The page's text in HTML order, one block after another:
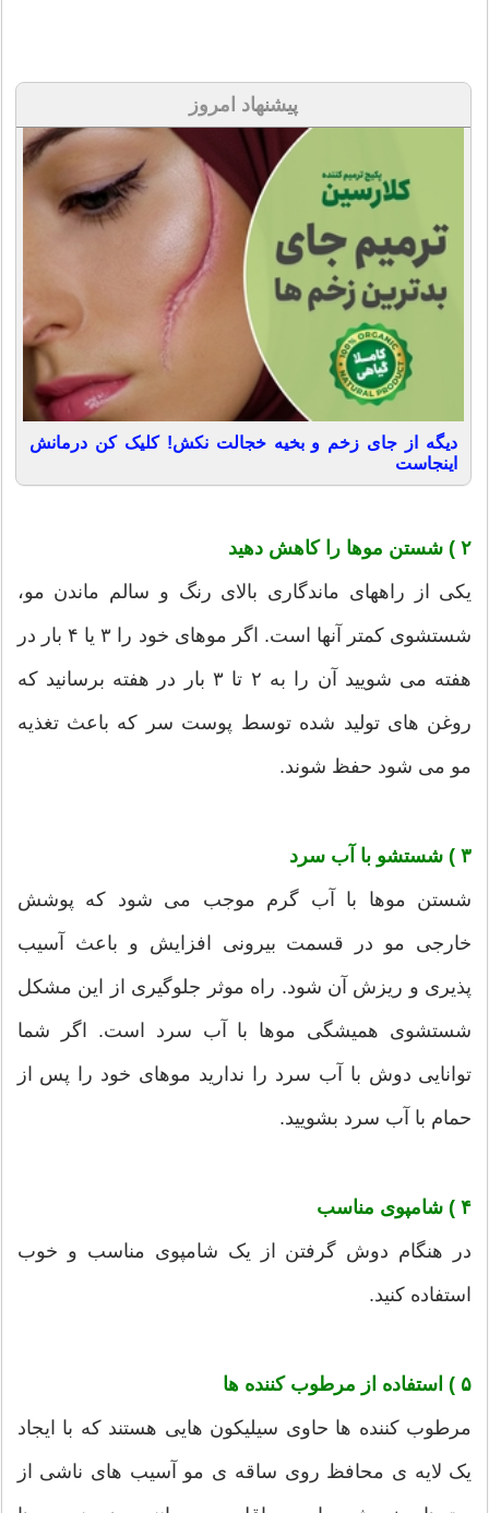
پیشنهاد امروز
دیگه از جای زخم و بخیه خجالت نکش! کلیک کن درمانش
اینجاست
۲ ) شستن موها را کاهش دهید
یکی از راههای ماندگاری بالای رنگ و سالم ماندن مو،
شستشوی کمتر آنها است. اگر موهای خود را ۳ یا ۴ بار در
هفته می شویید آن را به ۲ تا ۳ بار در هفته برسانید که
روغن های تولید شده توسط پوست سر که باعث تغذیه
مو می شود حفظ شوند.
۳ ) شستشو با آب سرد
شستن موها با آب گرم موجب می شود که پوشش
خارجی مو در قسمت بیرونی افزایش و باعث آسیب
پذیری و ریزش آن شود. راه موثر جلوگیری از این مشکل
شستشوی همیشگی موها با آب سرد است. اگر شما
توانایی دوش با آب سرد را ندارید موهای خود را پس از
حمام با آب سرد بشویید.
۴ ) شامپوی مناسب
در هنگام دوش گرفتن از یک شامپوی مناسب و خوب
استفاده کنید.
۵ ) استفاده از مرطوب کننده ها
مرطوب کننده ها حاوی سیلیکون هایی هستند که با ایجاد
یک لایه ی محافظ روی ساقه ی مو آسیب های ناشی از